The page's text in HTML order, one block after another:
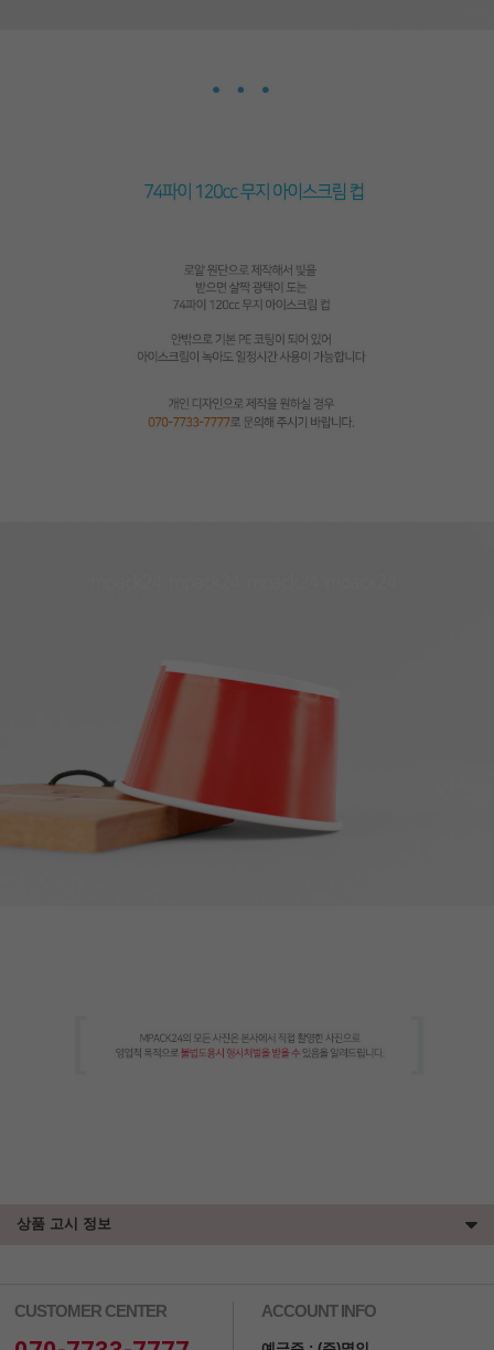
상품 고시 정보
CUSTOMER CENTER ACCOUNT INFO